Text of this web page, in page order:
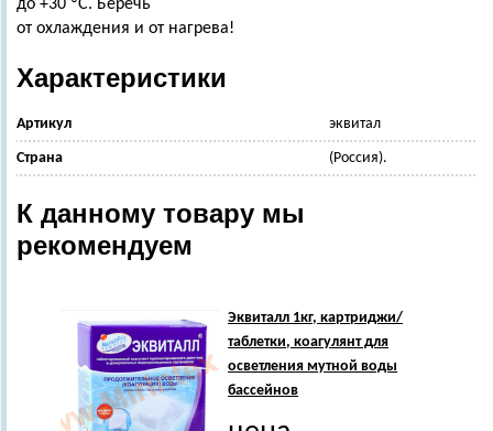
до +30 ºС. Беречь
от охлаждения и от нагрева!
Характеристики
Артикул эквитал
Страна (Россия).
К данному товару мы
рекомендуем
Эквиталл 1кг, картриджи/
таблетки, коагулянт для
осветления мутной воды
бассейнов